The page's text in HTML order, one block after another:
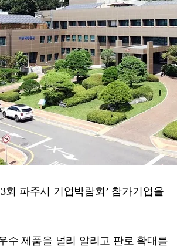
회 파주시 기업박람회’ 참가기업을
수 제품을 널리 알리고 판로 확대를